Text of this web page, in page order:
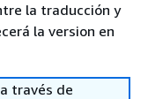
la traducción y
la version en
través de